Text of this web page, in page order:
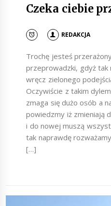
Czeka ciebie
REDAKCJA
Trochę jesteś
przeprowadzki, gdyż tak
wręcz zielonego
Oczywiście z takim
zmaga się dużo osób a
powiedzmy iż zmieniają
i do nowej muszą
tak naprawdę
[…]